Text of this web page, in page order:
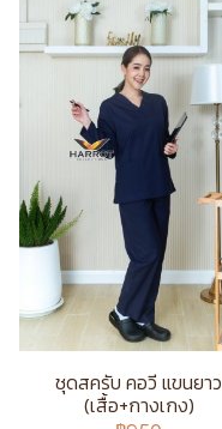
ชุดสครับ คอวี แขนยาว
(เสื้อ+กางเกง)